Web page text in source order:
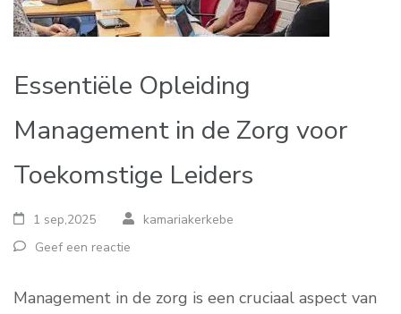
Essentiële Opleiding
Management in de Zorg voor
Toekomstige Leiders
1 sep,2025
kamariakerkebe
Geef een reactie
Management in de zorg is een cruciaal aspect van